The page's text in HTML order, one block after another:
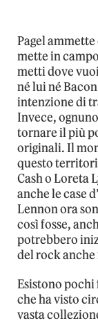
Pagel
mette in
metti dove
né lui né
intenzione di
Invece,
tornare il più
originali. Il
questo
Cash o Loreta
anche le case
Lennon ora
così fosse,
potrebbero
del rock anche
Esistono
che ha visto
vasta